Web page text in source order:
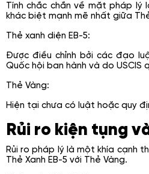
Tính chắc chắn về mặt pháp lý
khác biệt mạnh mẽ nhất giữa
Thẻ xanh diện EB-5:
Được điều chỉnh bởi các đạo
Quốc hội ban hành và do USCIS
Thẻ Vàng:
Hiện tại chưa có luật hoặc quy
Rủi ro kiện tụng
Rủi ro pháp lý là một khía cạnh
Thẻ Xanh EB-5 với Thẻ Vàng.